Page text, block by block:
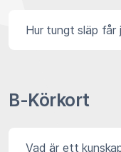
Hur tungt släp får
B-Körkort
Vad är ett